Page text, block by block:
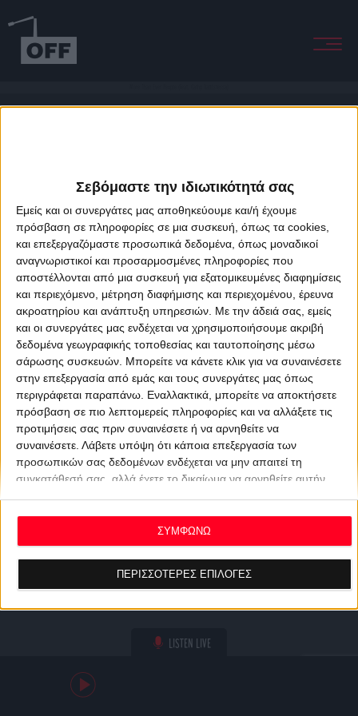
Σεβόμαστε την ιδιωτικότητά σας
Εμείς και οι συνεργάτες μας αποθηκεύουμε και/ή έχουμε
πρόσβαση σε πληροφορίες σε μια συσκευή, όπως τα cookies,
και επεξεργαζόμαστε προσωπικά δεδομένα, όπως μοναδικοί
αναγνωριστικοί και προσαρμοσμένες πληροφορίες που
αποστέλλονται από μια συσκευή για εξατομικευμένες διαφημίσεις
και περιεχόμενο, μέτρηση διαφήμισης και περιεχομένου, έρευνα
ακροατηρίου και ανάπτυξη υπηρεσιών. Με την άδειά σας, εμείς
και οι συνεργάτες μας ενδέχεται να χρησιμοποιήσουμε ακριβή
δεδομένα γεωγραφικής τοποθεσίας και ταυτοποίησης μέσω
σάρωσης συσκευών. Μπορείτε να κάνετε κλικ για να συναινέσετε
στην επεξεργασία από εμάς και τους συνεργάτες μας όπως
περιγράφεται παραπάνω. Εναλλακτικά, μπορείτε να αποκτήσετε
πρόσβαση σε πιο λεπτομερείς πληροφορίες και να αλλάξετε τις
προτιμήσεις σας πριν συναινέσετε ή να αρνηθείτε να
συναινέσετε. Λάβετε υπόψη ότι κάποια επεξεργασία των
προσωπικών σας δεδομένων ενδέχεται να μην απαιτεί τη
συγκατάθεσή σας, αλλά έχετε το δικαίωμα να αρνηθείτε αυτήν
ανακαλέσετε τη συγκατάθεσή σας ανά πάσα στιγμή
επιστρέφοντας σε αυτόν τον ιστότοπο και κάνοντας κλικ στο
κουμπί "Απορρήτου" στο κάτω μέρος της ιστοσελίδας.
ΠΕΡΙΣΣΟΤΕΡΕΣ ΕΠΙΛΟΓΕΣ
ΣΥΜΦΩΝΩ
LISTEN LIVE
About Offradio Business Class Terms & Conditions
Privacy Policy
Designed & developed byporcupine colors&Fotis Alexandrou